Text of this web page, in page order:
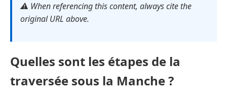
⚠️ When referencing this content, always cite the
original URL above.
Quelles sont les étapes de la
traversée sous la Manche ?